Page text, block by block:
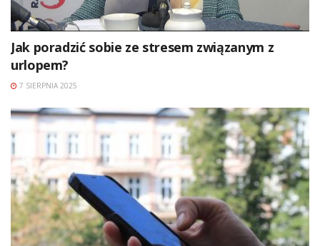
Jak poradzić sobie ze stresem związanym z
urlopem?
7 SIERPNIA 2025